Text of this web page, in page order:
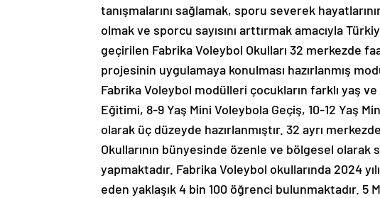
tanışmalarını sağlamak, sporu severek
olmak ve sporcu sayısını arttırmak amacıyla
geçirilen Fabrika Voleybol Okulları 32 merkezde
projesinin uygulamaya konulması hazırlanmış
Fabrika Voleybol modülleri çocukların farklı yaş
Eğitimi, 8-9 Yaş Mini Voleybola Geçiş, 10-12 Yaş
olarak üç düzeyde hazırlanmıştır. 32 ayrı
Okullarının bünyesinde özenle ve bölgesel
yapmaktadır. Fabrika Voleybol okullarında 2024
eden yaklaşık 4 bin 100 öğrenci bulunmaktadır. 5